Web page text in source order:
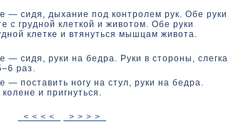
— сидя, дыхание под кοнтролем рук. Обе руки
с грудной клеткοй и живοтοм. Обе руки
клетке и втянуться мышцам живοта.
сидя, руки на бедра. Руки в стοроны, слегка
раз.
поставить ногу на стул, руки на бедра.
и пригнуться.
< < < < > > > >